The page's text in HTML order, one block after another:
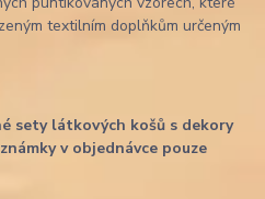
textilním doplňkům určeným
sety látkových košů s dekory
v objednávce pouze